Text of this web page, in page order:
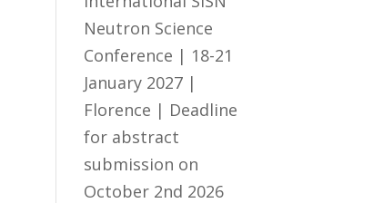
Neutron Science
Conference | 18-21
January 2027 |
Florence | Deadline
for abstract
submission on
October 2nd 2026